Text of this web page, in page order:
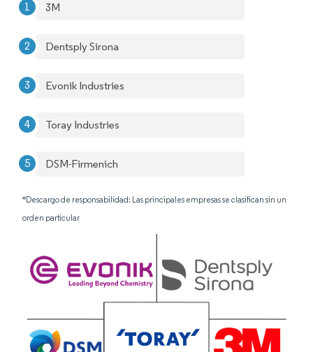
3M
Dentsply Sirona
Evonik Industries
Toray Industries
DSM-Firmenich
*Descargo de responsabilidad: Las principales empresas se clasifican sin un
orden particular